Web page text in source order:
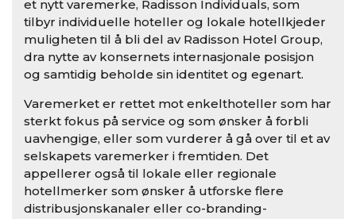
et nytt varemerke, Radisson Individuals, som
tilbyr individuelle hoteller og lokale hotellkjeder
muligheten til å bli del av Radisson Hotel Group,
dra nytte av konsernets internasjonale posisjon
og samtidig beholde sin identitet og egenart.
Varemerket er rettet mot enkelthoteller som har
sterkt fokus på service og som ønsker å forbli
uavhengige, eller som vurderer å gå over til et av
selskapets varemerker i fremtiden. Det
appellerer også til lokale eller regionale
hotellmerker som ønsker å utforske flere
distribusjonskanaler eller co-branding-